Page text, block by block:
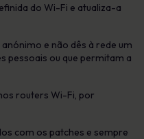
do Wi-Fi e atualiza-a
e não dês à rede um
pessoais ou que permitam a
routers Wi-Fi, por
com os patches e sempre